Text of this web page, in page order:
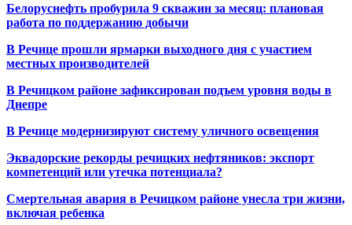
Белоруснефть пробурила 9 скважин за месяц: плановая
работа по поддержанию добычи
В Речице прошли ярмарки выходного дня с участием
местных производителей
В Речицком районе зафиксирован подъем уровня воды в
Днепре
В Речице модернизируют систему уличного освещения
Эквадорские рекорды речицких нефтяников: экспорт
компетенций или утечка потенциала?
Смертельная авария в Речицком районе унесла три жизни,
включая ребенка